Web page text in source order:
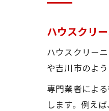
ハウスクリ
ハウスクリー
や吉川市のよ
専門業者によ
します。例え